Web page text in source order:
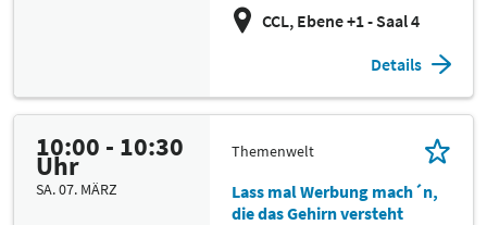
CCL, Ebene +1 - Saal 4
Details
10:00 - 10:30
Uhr
SA. 07. MÄRZ
Themenwelt
Lass mal Werbung mach´n,
die das Gehirn versteht